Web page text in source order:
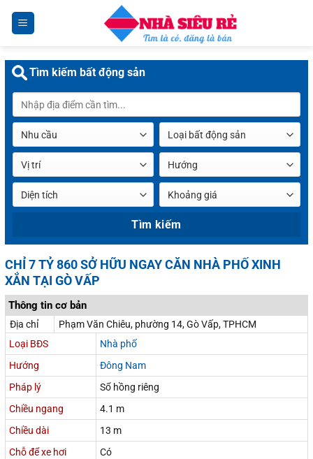
dung
CHỈ 7 TỶ 860 SỞ HỮU NGAY CĂN NHÀ PHỐ XINH
XẮN TẠI GÒ VẤP
Thông tin cơ bản
Địa chỉ
Phạm Văn Chiêu, phường 14, Gò Vấp, TPHCM
Loại BĐS
Nhà phố
Hướng
Đông Nam
Pháp lý
Sổ hồng riêng
Chiều ngang
4.1 m
Chiều dài
13 m
Chỗ để xe hơi
Có
Tìm kiếm bất động sản